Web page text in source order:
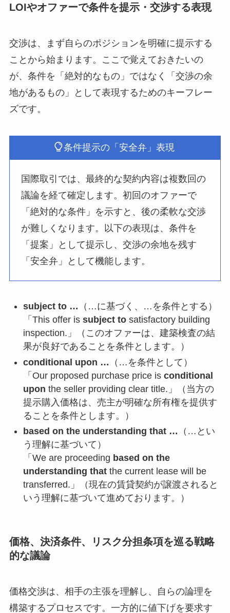
LOIやオファーで条件を提示・交渉する表現
交渉は、まず自らのポジションを明確に提示する
ことから始まります。ここで覚えておきたいの
が、条件を「絶対的なもの」ではなく「交渉の余
地があるもの」として表現するためのキーフレー
ズです。
条件提示の「安全弁」表現
国際取引では、最終的な契約内容は複数回の
議論を経て確定します。初回のオファーで
「絶対的な条件」を示すと、後の柔軟な交渉
が難しくなります。以下の表現は、条件を
「提案」として提示し、交渉の余地を残す
「安全弁」として機能します。
subject to … （…に基づく、…を条件とする）
「This offer is subject tosatisfactory building
inspection.」（このオファーは、建築検査の結
果が良好であることを条件とします。）
conditional upon … （…を条件として）
「Our proposed purchase price is conditional
upon the seller providing clear title.」（当方の
提示購入価格は、売主が明確な所有権を提供す
ることを条件とします。）
based on the understanding that … （…とい
う理解に基づいて）
「We are proceeding based on the
understanding thatthe current lease will be
transferred.」（現在の賃貸契約が譲渡されると
いう理解に基づいて進めております。）
価格、決済条件、リスク分担条項を巡る戦略
的な議論
価格交渉は、相手の主張を理解し、自らの論理を
構築するプロセスです。一方的に値下げを要求す